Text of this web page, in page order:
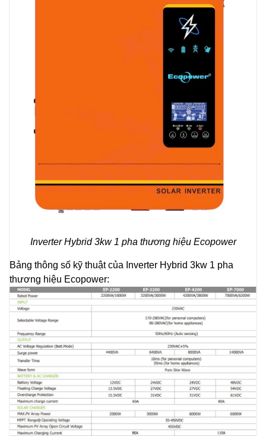
Inverter Hybrid 3kw 1 pha thương hiệu Ecopower
Bảng thông số kỹ thuật của Inverter Hybrid 3kw 1 pha
thương hiệu Ecopower: